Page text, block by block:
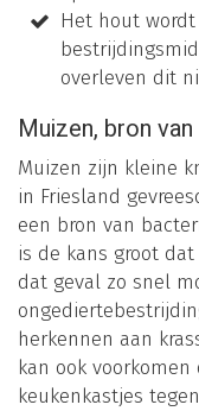
Het hout
overleven dit
Muizen, bron
Muizen zijn kleine
in Friesland
een bron van
is de kans groot
dat geval zo snel
herkennen aan
kan ook
keukenkastjes